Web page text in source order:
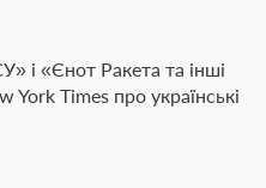
і «Єнот Ракета та інші
York Times про українські